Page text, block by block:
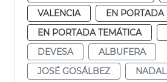
VALENCIA
EN PORTADA
EN PORTADA TEMÁTICA
DEVESA
ALBUFERA
JOSÉ GOSÁLBEZ
NADAL